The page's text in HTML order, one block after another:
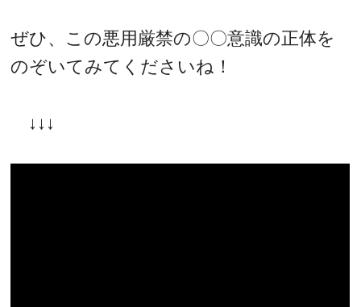
ぜひ、この悪用厳禁の〇〇意識の正体を
のぞいてみてくださいね！
↓↓↓